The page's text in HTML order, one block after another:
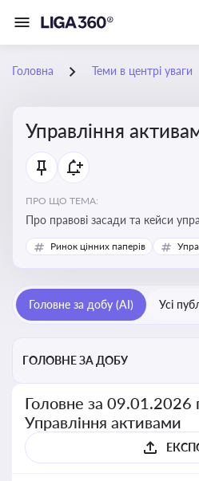
Головна Теми в центрі уваги
Управління
ПРО ЩО ТЕМА:
Про правові засади та кейси
комунальними та
юристів і керівників, які
Ринок цінних паперів
Головне за добу (AI) Усі
ГОЛОВНЕ ЗА ДОБУ
Головне за 09.01.2026
Управління активами